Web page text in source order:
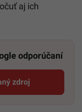
aj ich
odporúčaní
zdroj
odkaz sa otvorí v